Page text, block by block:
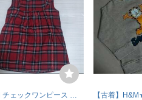
H&M チェックワンピース サイズ68 送料無料